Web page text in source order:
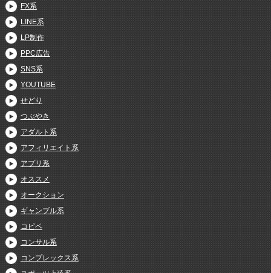
FX系
LINE系
LP制作
PPC広告
SNS系
YOUTUBE
せどり
つぶやき
アダルト系
アフィリエイト系
アプリ系
オススメ
オークション
ギャンブル系
コピペ
コンサル系
コンプレックス系